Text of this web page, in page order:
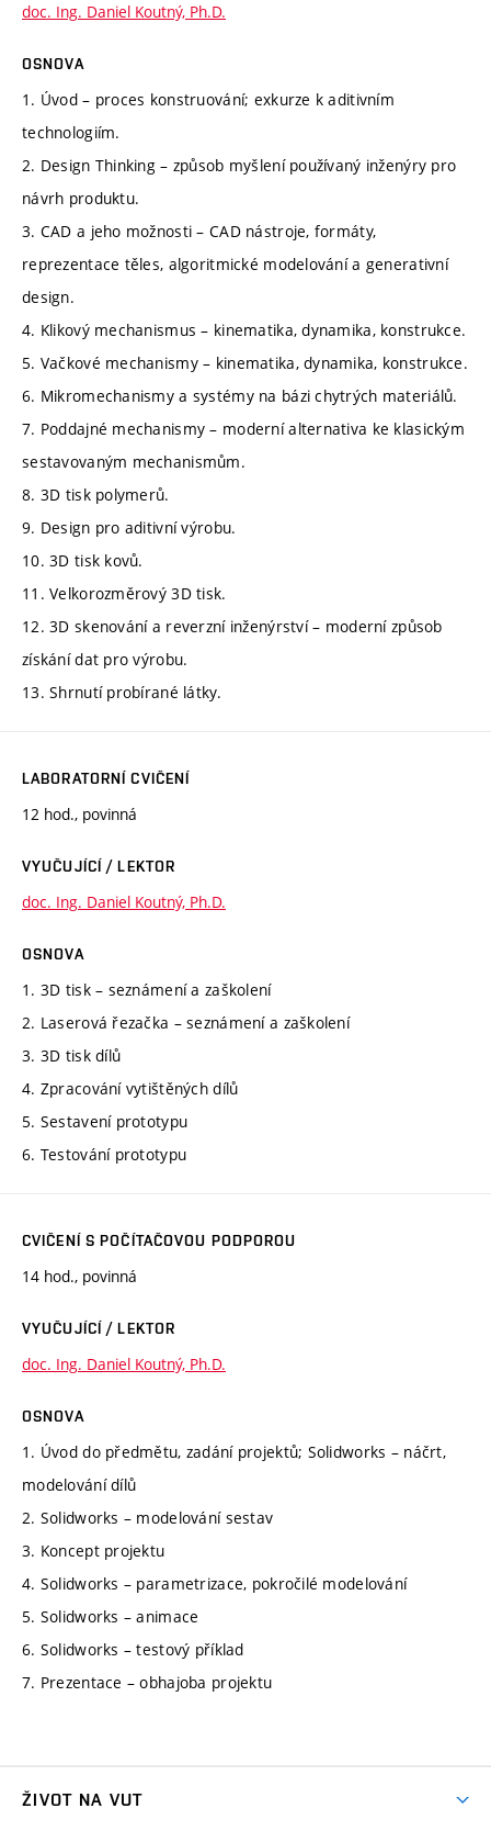
doc. Ing. Daniel Koutný, Ph.D.
OSNOVA
1. Úvod – proces konstruování; exkurze k aditivním
technologiím.
2. Design Thinking – způsob myšlení používaný inženýry pro
návrh produktu.
3. CAD a jeho možnosti – CAD nástroje, formáty,
reprezentace těles, algoritmické modelování a generativní
design.
4. Klikový mechanismus – kinematika, dynamika, konstrukce.
5. Vačkové mechanismy – kinematika, dynamika, konstrukce.
6. Mikromechanismy a systémy na bázi chytrých materiálů.
7. Poddajné mechanismy – moderní alternativa ke klasickým
sestavovaným mechanismům.
8. 3D tisk polymerů.
9. Design pro aditivní výrobu.
10. 3D tisk kovů.
11. Velkorozměrový 3D tisk.
12. 3D skenování a reverzní inženýrství – moderní způsob
získání dat pro výrobu.
13. Shrnutí probírané látky.
LABORATORNÍ CVIČENÍ
12 hod., povinná
VYUČUJÍCÍ / LEKTOR
doc. Ing. Daniel Koutný, Ph.D.
OSNOVA
1. 3D tisk – seznámení a zaškolení
2. Laserová řezačka – seznámení a zaškolení
3. 3D tisk dílů
4. Zpracování vytištěných dílů
5. Sestavení prototypu
6. Testování prototypu
CVIČENÍ S POČÍTAČOVOU PODPOROU
14 hod., povinná
VYUČUJÍCÍ / LEKTOR
doc. Ing. Daniel Koutný, Ph.D.
OSNOVA
1. Úvod do předmětu, zadání projektů; Solidworks – náčrt,
modelování dílů
2. Solidworks – modelování sestav
3. Koncept projektu
4. Solidworks – parametrizace, pokročilé modelování
5. Solidworks – animace
6. Solidworks – testový příklad
7. Prezentace – obhajoba projektu
ŽIVOT NA VUT